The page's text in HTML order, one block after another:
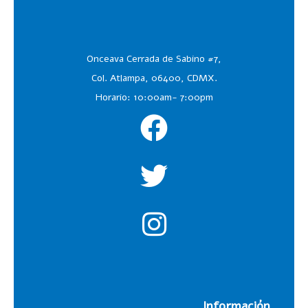
Onceava Cerrada de Sabino #7,
Col. Atlampa, 06400, CDMX.
Horario: 10:00am- 7:00pm